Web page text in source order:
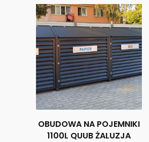
OBUDOWA NA POJEMNIKI
1100L QUUB ŻALUZJA